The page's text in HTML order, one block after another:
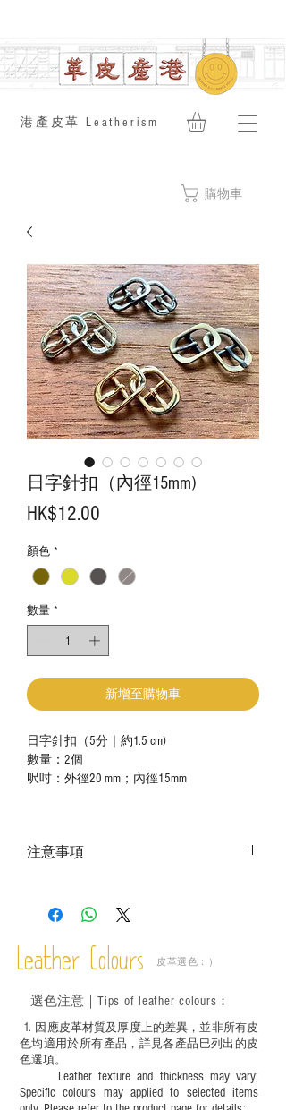
​港產皮革 Leatherism
購物車
日字針扣（內徑15mm)
HK$12.00
顏色 *
數量 *
新增至購物車
日字針扣（5分｜約1.5 cm)
數量：2個
呎吋：外徑20 mm；內徑15mm
注意事項
實物為準；
－ 此產品含有細小配件、尖銳物件，恕不
必須由成年人陪同下使用並應小心處理。
Leather Colours 皮革選色：）
1. ​ 因應皮革材質及厚度上的差異，並非所有皮
色均適用於所有產品，詳見各產品巳列出的皮
色選項。
Leather texture and thickness may vary;
Specific colours may applied to selected items
選色注意｜ Tips of leather colours ：